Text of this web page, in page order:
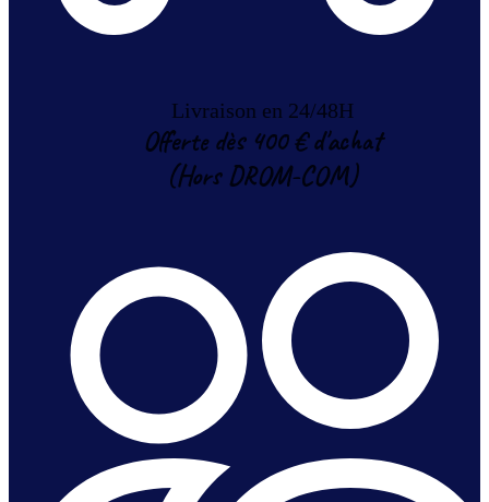
Livraison en 24/48H
Offerte dès 400 € d'achat
(Hors DROM-COM)